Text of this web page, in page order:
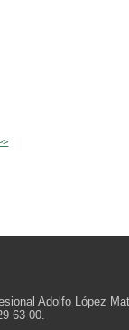
Adolfo López
63 00.